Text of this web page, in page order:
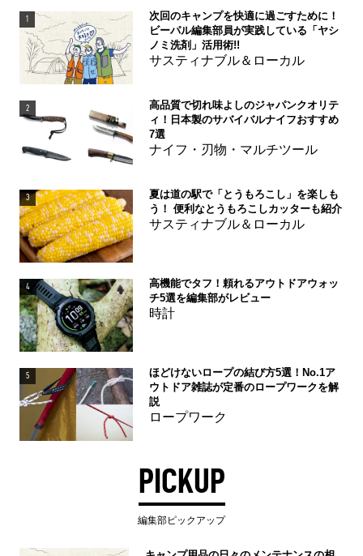
1
次回のキャンプを快適に過ごすために！
ビーパル編集部員が実践している「ヤシ
ノミ洗剤」活用術!!
サスティナブル＆ローカル
2
高品質で切れ味よしのジャパンクオリテ
ィ！日本製のサバイバルナイフおすすめ
7選
ナイフ・刃物・マルチツール
3
夏は道の駅で「とうもろこし」を楽しも
う！ 便利なとうもろこしカッターも紹介
サスティナブル＆ローカル
4
高機能でタフ！頼れるアウトドアウォッ
チ5選を編集部がレビュー
時計
5
ほどけないロープの結び方5選！No.1ア
ウトドア雑誌が定番のロープワークを解
説
ロープワーク
PICKUP
編集部ピックアップ